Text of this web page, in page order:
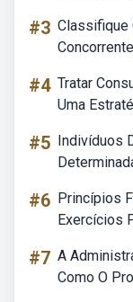
#3 Classifique
#4 Tratar
Uma
#5 Indivíduos
#6 Princípios
Exercícios
#7 A
Como O